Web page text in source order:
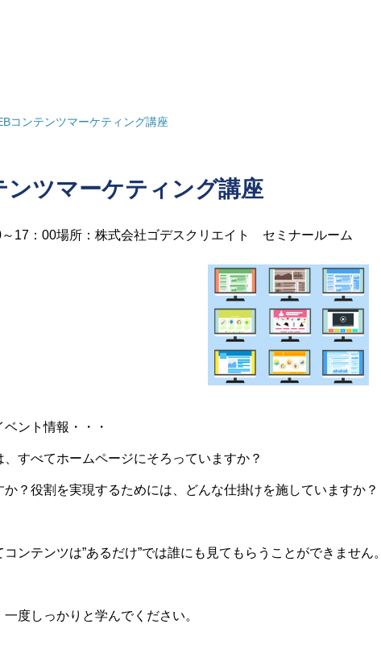
コンテンツマーケティング講座
ツマーケティング講座
17：00場所：株式会社ゴデスクリエイト セミナールーム
ント情報・・・
すべてホームページにそろっていますか？
？役割を実現するためには、どんな仕掛けを施していますか？
ンテンツは”あるだけ”では誰にも見てもらうことができません。
度しっかりと学んでください。